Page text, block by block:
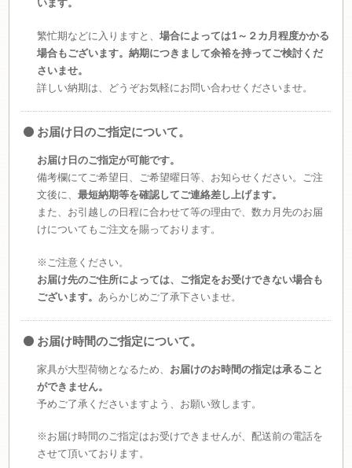
います。
繁忙期などに入りますと、 場合によっては1～２カ月程度かかる
場合もございます。納期につきまして余裕を持ってご検討くだ
さいませ。
詳しい納期は、どうぞお気軽にお問い合わせくださいませ。
お届け日のご指定について。
お届け日のご指定が可能です。
備考欄にてご希望日、ご希望曜日等、お知らせください。ご注
文後に、 最短納期等を確認してご連絡差し上げます。
また、お引越しの日程に合わせて等の理由で、数カ月先のお届
けについてもご注文を賜っております。
※ご注意ください。
お届け先のご住所によっては、ご指定をお受けできない場合も
ございます。 あらかじめご了承下さいませ。
お届け時間のご指定について。
家具が大型荷物となるため、 お届けのお時間の指定は承ること
ができません。
予めご了承くださいますよう、お願い致します。
※お届け時間のご指定はお受けできませんが、配送前の電話を
させて頂いております。